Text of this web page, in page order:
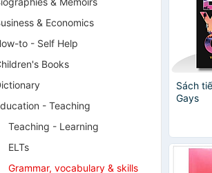
& Economics
to - Self Help
Books
- Teaching
Teaching - Learning
ELTs
Grammar, vocabulary & skills
Sách
Gays